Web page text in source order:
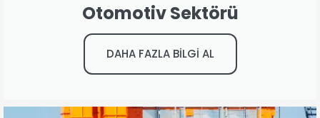
Otomotiv Sektörü
DAHA FAZLA BİLGİ AL